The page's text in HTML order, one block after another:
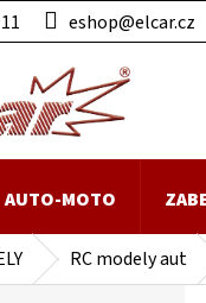
eshop@elcar.cz
AUTO-MOTO
RC modely aut